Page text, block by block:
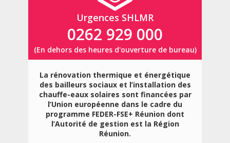
Urgences SHLMR
0262 929 000
(En dehors des heures d'ouverture de bureau)
La rénovation thermique et énergétique
des bailleurs sociaux et l’installation des
chauffe-eaux solaires sont financées par
l’Union européenne dans le cadre du
programme FEDER-FSE+ Réunion dont
l’Autorité de gestion est la Région
Réunion.